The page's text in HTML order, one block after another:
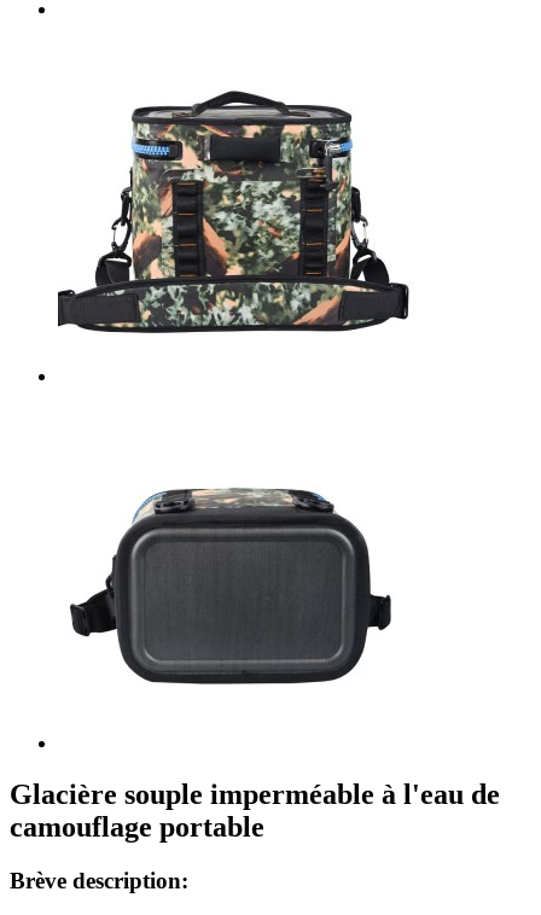
Glacière souple imperméable à l'eau de
camouflage portable
Brève description: